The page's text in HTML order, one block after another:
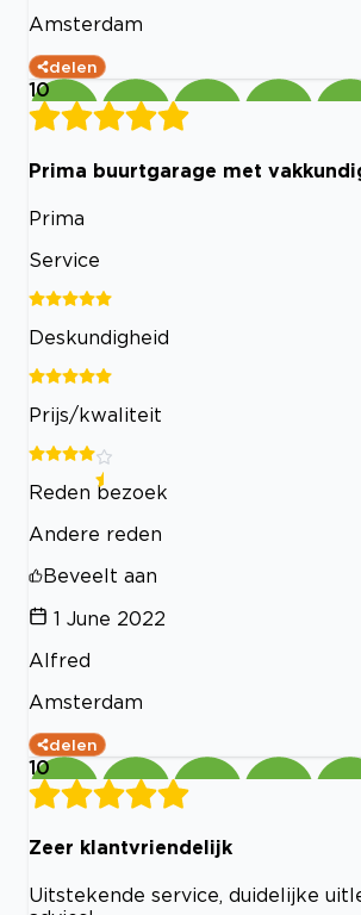
Amsterdam
delen
10
Prima buurtgarage met
Prima
Service
Deskundigheid
Prijs/kwaliteit
Reden bezoek
Andere reden
Beveelt aan
1 June 2022
Alfred
Amsterdam
delen
10
Zeer klantvriendelijk
Uitstekende service, duidelijke